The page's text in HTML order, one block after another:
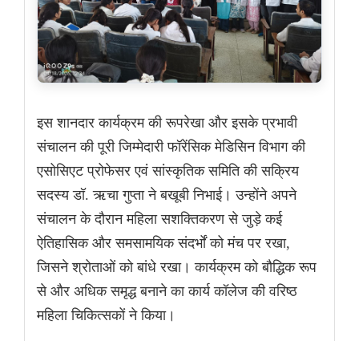
इस शानदार कार्यक्रम की रूपरेखा और इसके प्रभावी
संचालन की पूरी जिम्मेदारी फॉरेंसिक मेडिसिन विभाग की
एसोसिएट प्रोफेसर एवं सांस्कृतिक समिति की सक्रिय
सदस्य डॉ. ऋचा गुप्ता ने बखूबी निभाई। उन्होंने अपने
संचालन के दौरान महिला सशक्तिकरण से जुड़े कई
ऐतिहासिक और समसामयिक संदर्भों को मंच पर रखा,
जिसने श्रोताओं को बांधे रखा। कार्यक्रम को बौद्धिक रूप
से और अधिक समृद्ध बनाने का कार्य कॉलेज की वरिष्ठ
महिला चिकित्सकों ने किया।